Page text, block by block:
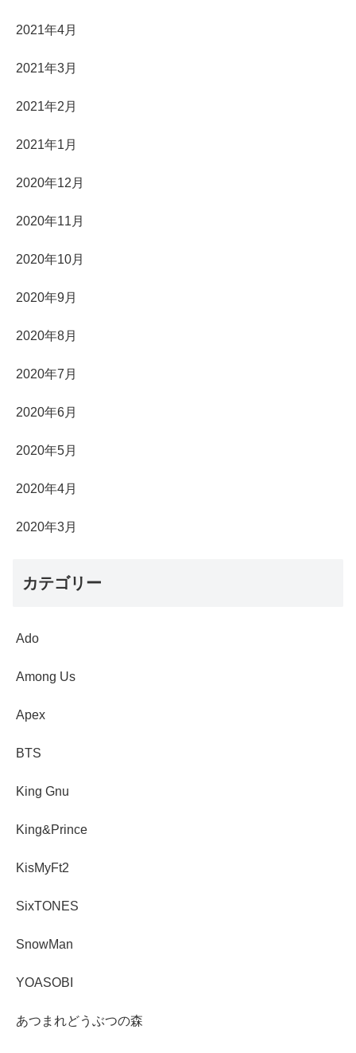
2021年4月
2021年3月
2021年2月
2021年1月
2020年12月
2020年11月
2020年10月
2020年9月
2020年8月
2020年7月
2020年6月
2020年5月
2020年4月
2020年3月
カテゴリー
Ado
Among Us
Apex
BTS
King Gnu
King&Prince
KisMyFt2
SixTONES
SnowMan
YOASOBI
あつまれどうぶつの森